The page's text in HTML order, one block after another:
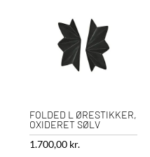
FOLDED L ØRESTIKKER,
OXIDERET SØLV
1.700,00 kr.